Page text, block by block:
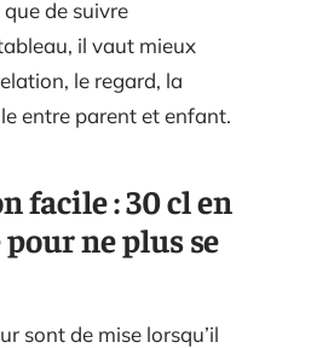
de suivre
il vaut mieux
le regard, la
entre parent et enfant.
facile : 30 cl en
ne plus se
sont de mise lorsqu’il